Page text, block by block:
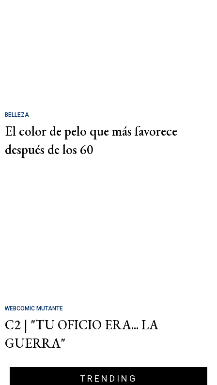
BELLEZA
El color de pelo que más favorece
después de los 60
WEBCOMIC MUTANTE
C2 | "TU OFICIO ERA... LA
GUERRA"
TRENDING